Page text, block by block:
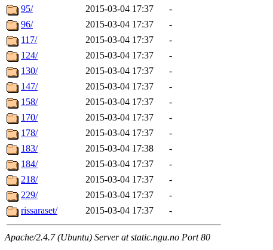
95/
2015-03-04 17:37
-
96/
2015-03-04 17:37
-
117/
2015-03-04 17:37
-
124/
2015-03-04 17:37
-
130/
2015-03-04 17:37
-
147/
2015-03-04 17:37
-
158/
2015-03-04 17:37
-
170/
2015-03-04 17:37
-
178/
2015-03-04 17:37
-
183/
2015-03-04 17:38
-
184/
2015-03-04 17:37
-
218/
2015-03-04 17:37
-
229/
2015-03-04 17:37
-
rissaraset/
2015-03-04 17:37 -
Apache/2.4.7 (Ubuntu) Server at static.ngu.no Port 80